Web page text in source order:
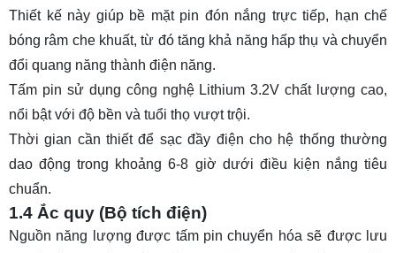
Thiết kế này giúp bề mặt pin đón nắng trực tiếp, hạn chế
bóng râm che khuất, từ đó tăng khả năng hấp thụ và chuyển
đổi quang năng thành điện năng.
Tấm pin sử dụng công nghệ Lithium 3.2V chất lượng cao,
nổi bật với độ bền và tuổi thọ vượt trội.
Thời gian cần thiết để sạc đầy điện cho hệ thống thường
dao động trong khoảng 6-8 giờ dưới điều kiện nắng tiêu
chuẩn.
1.4 Ắc quy (Bộ tích điện)
Nguồn năng lượng được tấm pin chuyển hóa sẽ được lưu